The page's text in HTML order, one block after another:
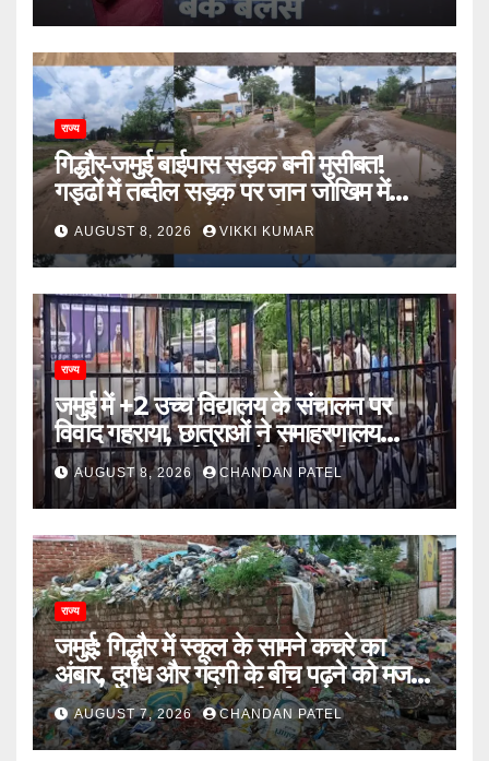
राज्य
गिद्धौर-जमुई बाईपास सड़क बनी मुसीबत!
गड्ढों में तब्दील सड़क पर जान जोखिम में
डालकर सफर कर रहे ग्रामीण
AUGUST 8, 2026 VIKKI KUMAR
राज्य
जमुई में +2 उच्च विद्यालय के संचालन पर
विवाद गहराया, छात्राओं ने समाहरणालय
पहुंचकर जताया विरोध; बोलीं- 14 किमी दूर
नहीं जाएंगे स्कूल
AUGUST 8, 2026 CHANDAN PATEL
राज्य
जमुई: गिद्धौर में स्कूल के सामने कचरे का
अंबार, दुर्गंध और गंदगी के बीच पढ़ने को मजबूर
छात्राएं, प्रशासन से कार्रवाई की मांग
AUGUST 7, 2026 CHANDAN PATEL